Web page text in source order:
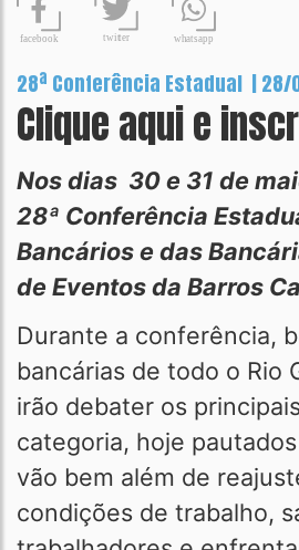
facebook twitter whatsapp
28ª Conferência Estadual | 28/
Clique aqui e
Nos dias 30 e 31 de
28ª Conferência
Bancários e das
de Eventos da Barros
Durante a conferência,
bancárias de todo o Rio
irão debater os
categoria, hoje
vão bem além de
condições de trabalho,